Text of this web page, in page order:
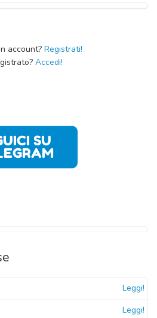
account? Registrati!
Accedi!
Leggi!
Leggi!